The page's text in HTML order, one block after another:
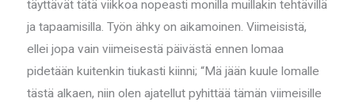
täyttävät tätä viikkoa nopeasti monilla muillakin tehtävillä
ja tapaamisilla. Työn ähky on aikamoinen. Viimeisistä,
ellei jopa vain viimeisestä päivästä ennen lomaa
pidetään kuitenkin tiukasti kiinni; “Mä jään kuule lomalle
tästä alkaen, niin olen ajatellut pyhittää tämän viimeisille